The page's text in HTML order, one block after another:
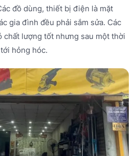
đồ dùng, thiết bị điện là mặt
gia đình đều phải sắm sửa. Các
chất lượng tốt nhưng sau một thời
hỏng hóc.